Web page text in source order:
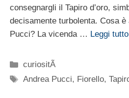
consegnargli il Tapiro d’oro,
decisamente turbolenta. Cosa è
Pucci? La vicenda … Leggi tutto
Categorie
curiositÃ
Tag
Andrea Pucci, Fiorello,